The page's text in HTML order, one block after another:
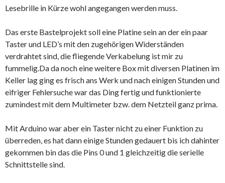
Lesebrille in Kürze wohl angegangen werden muss.
Das erste Bastelprojekt soll eine Platine sein an der ein paar
Taster und LED’s mit den zugehörigen Widerständen
verdrahtet sind, die fliegende Verkabelung ist mir zu
fummelig.Da da noch eine weitere Box mit diversen Platinen im
Keller lag ging es frisch ans Werk und nach einigen Stunden und
eifriger Fehlersuche war das Ding fertig und funktionierte
zumindest mit dem Multimeter bzw. dem Netzteil ganz prima.
Mit Arduino war aber ein Taster nicht zu einer Funktion zu
überreden, es hat dann einige Stunden gedauert bis ich dahinter
gekommen bin das die Pins 0 und 1 gleichzeitig die serielle
Schnittstelle sind.